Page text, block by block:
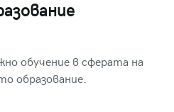
обучение в сферата на
образование.